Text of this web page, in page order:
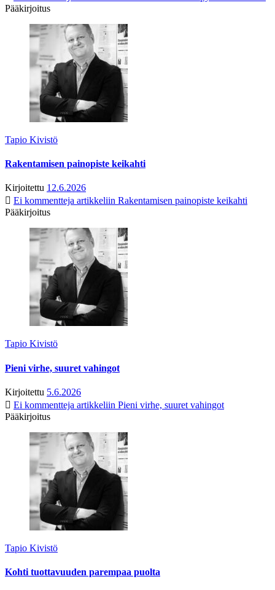
Pääkirjoitus
Tapio Kivistö
Rakentamisen painopiste keikahti
Kirjoitettu 12.6.2026
Ei kommentteja artikkeliin Rakentamisen painopiste keikahti
Pääkirjoitus
Tapio Kivistö
Pieni virhe, suuret vahingot
Kirjoitettu 5.6.2026
Ei kommentteja artikkeliin Pieni virhe, suuret vahingot
Pääkirjoitus
Tapio Kivistö
Kohti tuottavuuden parempaa puolta